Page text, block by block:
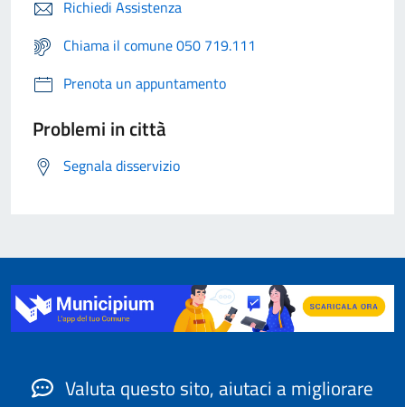
Richiedi Assistenza
Chiama il comune 050 719.111
Prenota un appuntamento
Problemi in città
Segnala disservizio
Valuta questo sito, aiutaci a migliorare